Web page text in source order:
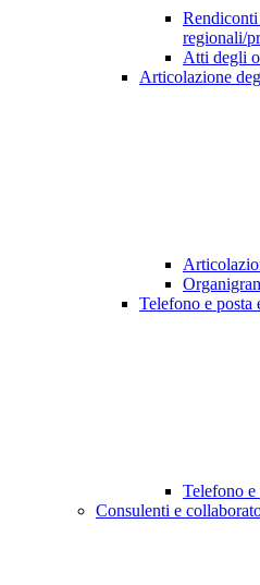
regionali/
Atti degli
Articolazione
Telefono e posta
Telefono e
Consulenti e